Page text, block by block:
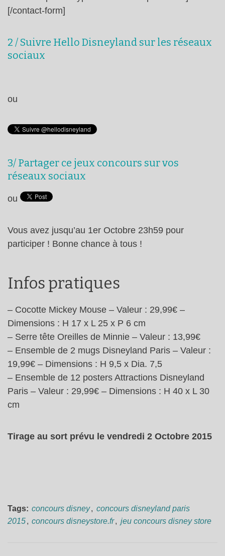
[/contact-form]
2 / Suivre Hello Disneyland sur les réseaux
sociaux
ou
3/ Partager ce jeux concours sur vos
réseaux sociaux
ou
Vous avez jusqu’au 1er Octobre 23h59 pour
participer ! Bonne chance à tous !
Infos pratiques
– Cocotte Mickey Mouse – Valeur : 29,99€ –
Dimensions : H 17 x L 25 x P 6 cm
– Serre tête Oreilles de Minnie – Valeur : 13,99€
– Ensemble de 2 mugs Disneyland Paris – Valeur :
19,99€ – Dimensions : H 9,5 x Dia. 7,5
– Ensemble de 12 posters Attractions Disneyland
Paris – Valeur : 29,99€ – Dimensions : H 40 x L 30
cm
Tirage au sort prévu le vendredi 2 Octobre 2015
Tags: concours disney, concours disneyland paris
2015, concours disneystore.fr, jeu concours disney store